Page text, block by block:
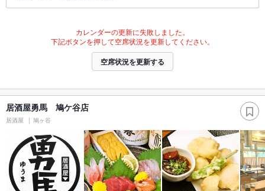
カレンダーの更新に失敗しました。
下記ボタンを押して空席状況を更新してください。
空席状況を更新する
居酒屋勇馬 鳩ケ谷店
居酒屋 鳩ヶ谷